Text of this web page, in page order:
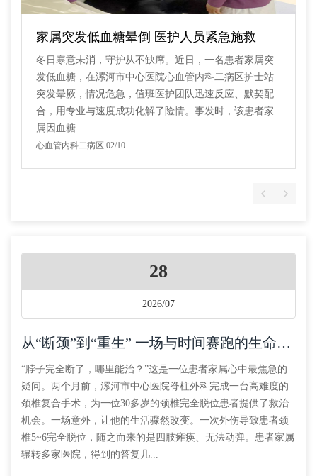
家属突发低血糖晕倒 医护人员紧急施救
冬日寒意未消，守护从不缺席。近日，一名患者家属突
发低血糖，在漯河市中心医院心血管内科二病区护士站
突发晕厥，情况危急，值班医护团队迅速反应、默契配
合，用专业与速度成功化解了险情。事发时，该患者家
属因血糖...
心血管内科二病区 02/10
28
2026/07
从“断颈”到“重生” 一场与时间赛跑的生命救治
“脖子完全断了，哪里能治？”这是一位患者家属心中最焦急的
疑问。两个月前，漯河市中心医院脊柱外科完成一台高难度的
颈椎复合手术，为一位30多岁的颈椎完全脱位患者提供了救治
机会。一场意外，让他的生活骤然改变。一次外伤导致患者颈
椎5~6完全脱位，随之而来的是四肢瘫痪、无法动弹。患者家属
辗转多家医院，得到的答复几...